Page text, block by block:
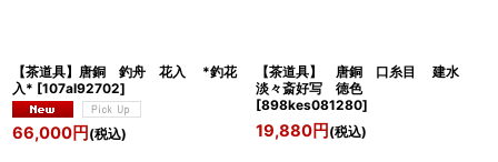
【茶道具】唐銅 釣舟 花入 *釣花
入* [107al92702]
66,000円 (税込)
【茶道具】 唐銅 口糸目 建水
淡々斎好写 徳色
[898kes081280]
19,880円 (税込)